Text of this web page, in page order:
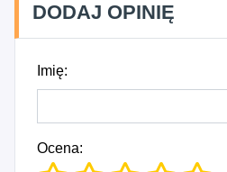
DODAJ OPINIĘ
Imię:
Ocena: